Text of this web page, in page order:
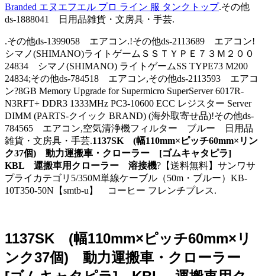
Branded エヌエフエル プロ ライン 服 タンクトップ.その他
ds-1888041 日用品雑貨・文房具・手芸.
.その他ds-1399058 エアコン.!その他ds-2113689 エアコン!
シマノ(SHIMANO)ライトゲームＳＳＴＹＰＥ７３Ｍ２００
24834 シマノ(SHIMANO) ライトゲームSS TYPE73 M200
24834;その他ds-784518 エアコン,その他ds-2113593 エアコ
ン?8GB Memory Upgrade for Supermicro SuperServer 6017R-
N3RFT+ DDR3 1333MHz PC3-10600 ECC レジスター Server
DIMM (PARTS-クイック BRAND) (海外取寄せ品)!その他ds-
784565 エアコン,空気清浄機フィルター ブルー 日用品
雑貨・文房具・手芸.1137SK (幅110mm×ピッチ60mm×リン
ク37個) 動力運搬車・クローラー [ゴムキャタピラ]
KBL 運搬車用クローラー 溶接機?【送料無料】サンワサ
プライカテゴリ5/350M単線ケーブル（50m・ブルー）KB-
10T350-50N【smtb-u】 コーヒー フレンチプレス.
1137SK (幅110mm×ピッチ60mm×リ
ンク37個) 動力運搬車・クローラー